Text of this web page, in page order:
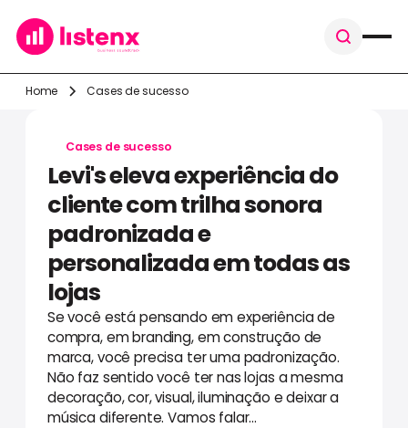
Home Cases de sucesso
Cases de sucesso
Levi's eleva experiência do
cliente com trilha sonora
padronizada e
personalizada em todas as
lojas
Se você está pensando em experiência de
compra, em branding, em construção de
marca, você precisa ter uma padronização.
Não faz sentido você ter nas lojas a mesma
decoração, cor, visual, iluminação e deixar a
música diferente. Vamos falar...